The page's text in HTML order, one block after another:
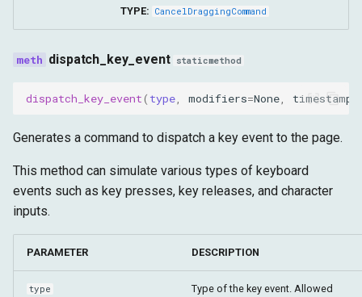
TYPE: CancelDraggingCommand
dispatch_key_event staticmethod
dispatch_key_event( type modifiers=None timestamp
Generates a command to dispatch a key event to the page.
This method can simulate various types of keyboard
events such as key presses, key releases, and character
inputs.
PARAMETER DESCRIPTION
type
Type of the key event. Allowed